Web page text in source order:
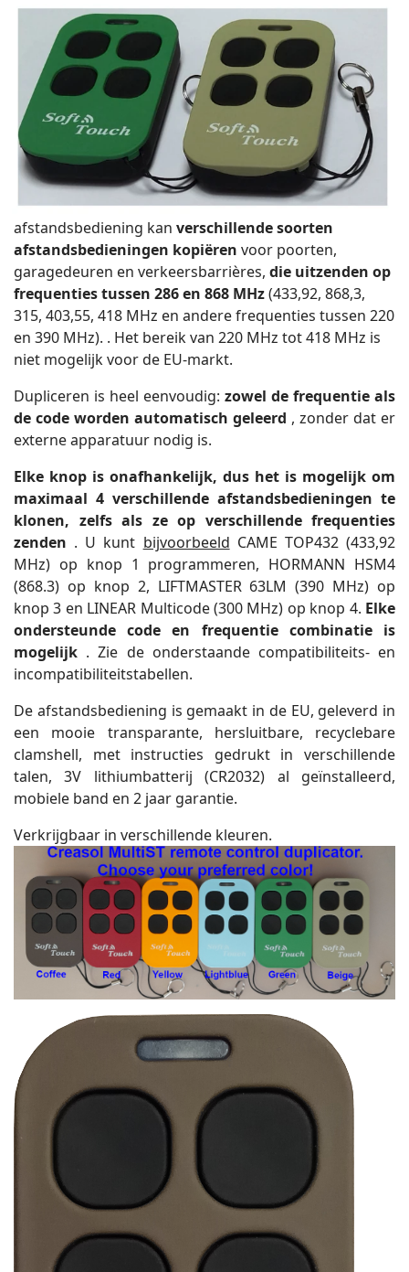
afstandsbediening kan verschillende soorten
afstandsbedieningen kopiëren voor poorten,
garagedeuren en verkeersbarrières, die uitzenden op
frequenties tussen 286 en 868 MHz(433,92, 868,3,
315, 403,55, 418 MHz en andere frequenties tussen 220
en 390 MHz). . Het bereik van 220 MHz tot 418 MHz is
niet mogelijk voor de EU-markt.
Dupliceren is heel eenvoudig: zowel de frequentie als
de code worden automatisch geleerd , zonder dat er
externe apparatuur nodig is.
Elke knop is onafhankelijk, dus het is mogelijk om
maximaal 4 verschillende afstandsbedieningen te
klonen, zelfs als ze op verschillende frequenties
zenden . U kunt bijvoorbeeld CAME TOP432 (433,92
MHz) op knop 1 programmeren, HORMANN HSM4
(868.3) op knop 2, LIFTMASTER 63LM (390 MHz) op
knop 3 en LINEAR Multicode (300 MHz) op knop 4. Elke
ondersteunde code en frequentie combinatie is
mogelijk . Zie de onderstaande compatibiliteits- en
incompatibiliteitstabellen.
De afstandsbediening is gemaakt in de EU, geleverd in
een mooie transparante, hersluitbare, recyclebare
clamshell, met instructies gedrukt in verschillende
talen, 3V lithiumbatterij (CR2032) al geïnstalleerd,
mobiele band en 2 jaar garantie.
Verkrijgbaar in verschillende kleuren.